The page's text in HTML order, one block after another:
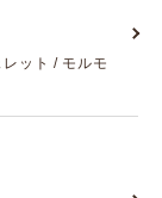
ット / モルモ